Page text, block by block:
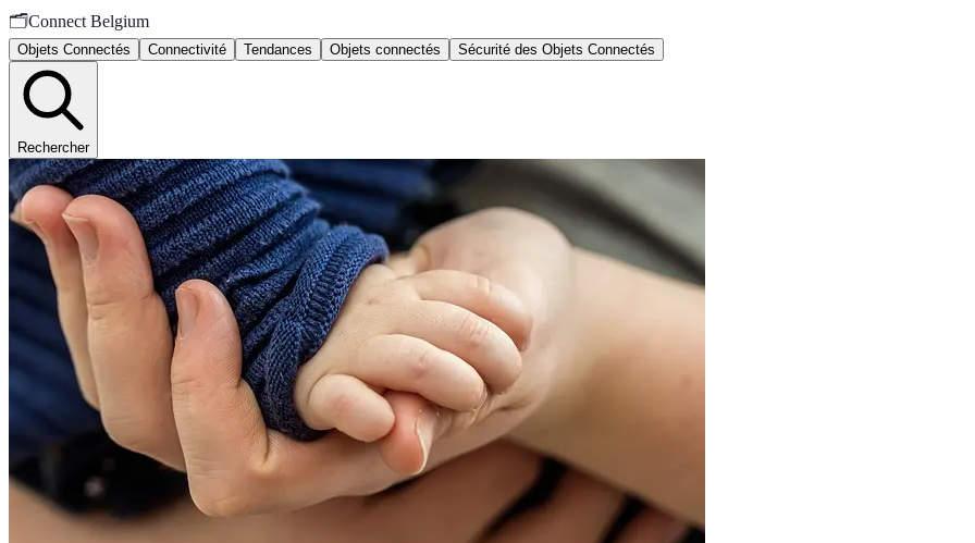
🗂️Connect Belgium
Objets Connectés Connectivité Tendances Objets connectés Sécurité des Objets Connectés
Rechercher